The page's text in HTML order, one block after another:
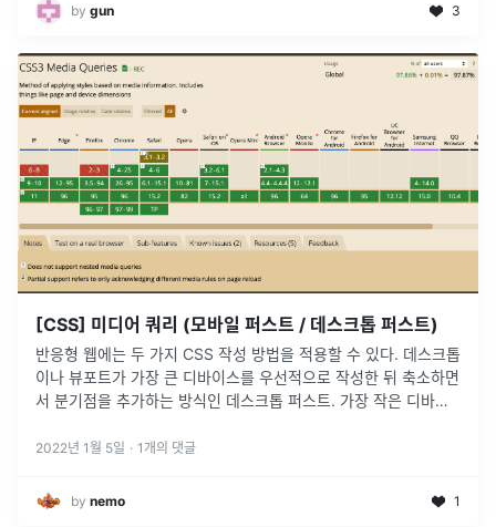
by gun 3
[CSS] 미디어 쿼리 (모바일 퍼스트 / 데스크톱 퍼스트)
반응형 웹에는 두 가지 CSS 작성 방법을 적용할 수 있다. 데스크톱
이나 뷰포트가 가장 큰 디바이스를 우선적으로 작성한 뒤 축소하면
서 분기점을 추가하는 방식인 데스크톱 퍼스트. 가장 작은 디바이
방식은 모바일 ...
2022년 1월 5일 · 1 개의 댓글
by nemo 1